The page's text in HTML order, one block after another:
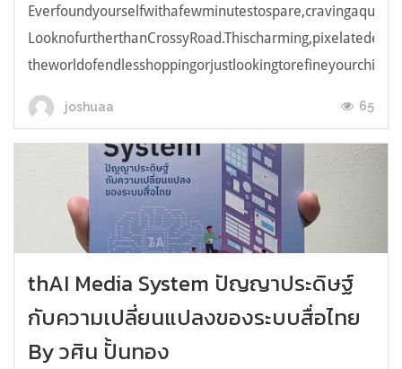
joshuaa 65
thAI Media System ปัญญาประดิษฐ์
กับความเปลี่ยนแปลงของระบบสื่อไทย
By วศิน ปั้นทอง